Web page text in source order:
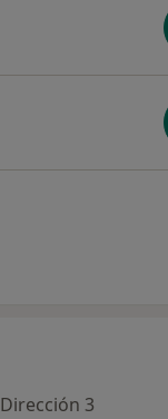
Dirección 3